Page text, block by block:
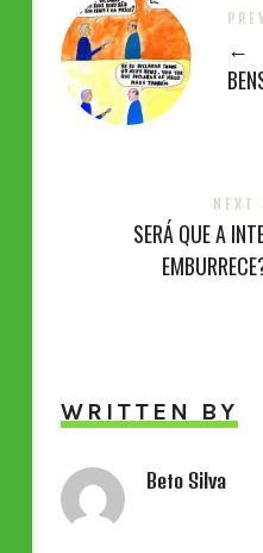
←
NEXT
SERÁ QUE A
WRITTEN BY
Beto Silva